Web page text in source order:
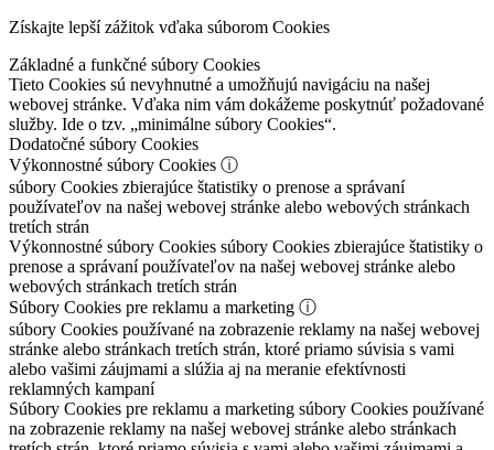
Získajte lepší zážitok vďaka súborom Cookies
Základné a funkčné súbory Cookies
Tieto Cookies sú nevyhnutné a umožňujú navigáciu na našej
webovej stránke. Vďaka nim vám dokážeme poskytnúť požadované
služby. Ide o tzv. „minimálne súbory Cookies“.
Dodatočné súbory Cookies
Výkonnostné súbory Cookies ⓘ
súbory Cookies zbierajúce štatistiky o prenose a správaní
používateľov na našej webovej stránke alebo webových stránkach
tretích strán
Výkonnostné súbory Cookies súbory Cookies zbierajúce štatistiky o
prenose a správaní používateľov na našej webovej stránke alebo
webových stránkach tretích strán
Súbory Cookies pre reklamu a marketing ⓘ
súbory Cookies používané na zobrazenie reklamy na našej webovej
stránke alebo stránkach tretích strán, ktoré priamo súvisia s vami
alebo vašimi záujmami a slúžia aj na meranie efektívnosti
reklamných kampaní
Súbory Cookies pre reklamu a marketing súbory Cookies používané
na zobrazenie reklamy na našej webovej stránke alebo stránkach